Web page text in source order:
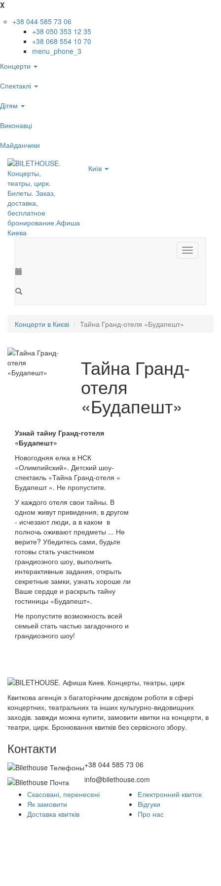
X
+38 044 585 73 06
+38 050 353 12 35
+38 068 554 10 70
menu_phone_3
Концерти
Спектаклі
Дітям
Виконавці
Майданчики
Київ
Toggle
navigation
Концерти в Києві Тайна Гранд-отеля «Будапешт»
Тайна Гранд-
отеля
«Будапешт»
Узнай тайну Гранд-готеля
«Будапешт»
Новогодняя елка в НСК
«Олимпийский». Детский шоу-
спектакль «Тайна Гранд-отеля «
Будапешт ». Не пропустите.
У каждого отеля свои тайны. В
одном живут привидения, в другом
- исчезают люди, а в каком в
полночь оживают предметы ... Не
верите? Убедитесь сами, будьте
готовы стать участником
грандиозного шоу, выполнить
интерактивные задания, открыть
секретные замки, узнать хороше ли
Ваше сердце и раскрыть тайну
гостиницы «Будапешт».
Не пропустите возможность всей
семьей стать частью загадочного и
грандиозного шоу!
Квиткова агенція з багаторічним досвідом роботи в сфері
концертних, театральних та інших культурно-видовищних
заходів. завжди можна купити, замовити квитки на концерти, в
театри, цирк. Бронювання квитків без сервісного збору.
Контакти
+38 044 585 73 06
info@bilethouse.com
Скасовані, перенесені
Як замовити
Доставка квитків
Електронний квиток
Відгуки
Про нас